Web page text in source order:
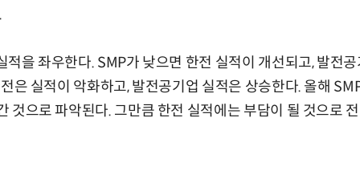
적을 좌우한다. SMP가 낮으면 한전 실적이 개선되고, 발전
은 실적이 악화하고, 발전공기업 실적은 상승한다. 올해
것으로 파악된다. 그만큼 한전 실적에는 부담이 될 것으로